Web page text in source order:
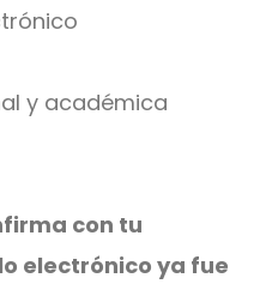
y académica
con tu
electrónico ya fue